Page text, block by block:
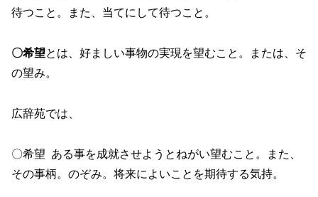
待つこと 。また、当てにして待つこと 。
〇希望とは、好ましい事物の実現を望むこと。または、そ
の望み。
広辞苑では、
〇希望 ある事を成就させようとねがい望むこと。また、
その事柄。のぞみ。将来によいことを期待する気持。